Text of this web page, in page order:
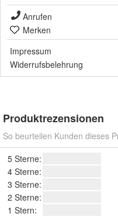
Anrufen
Merken
Impressum
Widerrufsbelehrung
Produktrezensionen
So beurteilen Kunden dieses
5 Sterne:
4 Sterne:
3 Sterne:
2 Sterne:
1 Stern: